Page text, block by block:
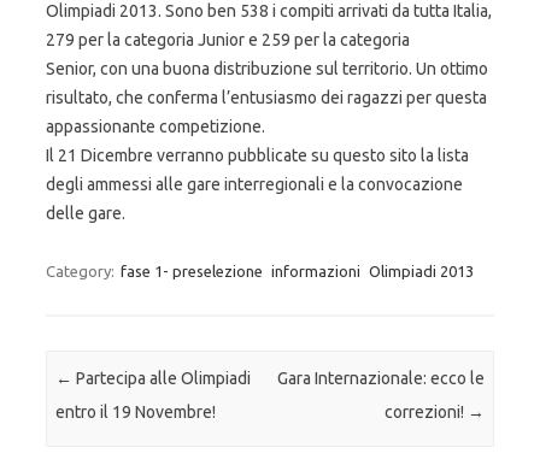
Olimpiadi 2013. Sono ben 538 i compiti arrivati da tutta Italia,
279 per la categoria Junior e 259 per la categoria
Senior, con una buona distribuzione sul territorio. Un ottimo
risultato, che conferma l’entusiasmo dei ragazzi per questa
appassionante competizione.
Il 21 Dicembre verranno pubblicate su questo sito la lista
degli ammessi alle gare interregionali e la convocazione
delle gare.
Category: fase 1- preselezione informazioni Olimpiadi 2013
Post navigation
← Partecipa alle Olimpiadi
entro il 19 Novembre!
Gara Internazionale: ecco le
correzioni! →